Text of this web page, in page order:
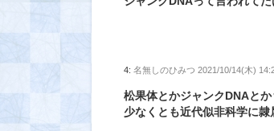
4:名無しのひみつ 2021/10/14(木)
松果体とかジャンクDNAとか
少なくとも近代似非科学に